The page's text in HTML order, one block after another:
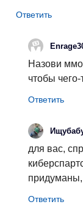
Назови
чтобы чего-
для вас,
придуманы,